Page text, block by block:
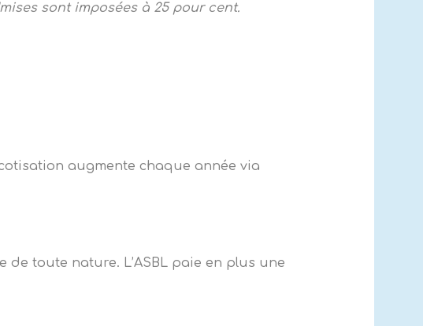
sont imposées à 25 pour cent.
augmente chaque année via
toute nature. L’ASBL paie en plus une